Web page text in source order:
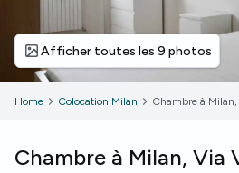
Afficher toutes les 9 photos
Home Colocation Milan Chambre à
Chambre à Milan, Via